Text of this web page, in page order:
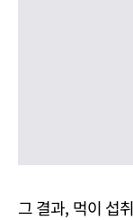
그 결과, 먹이 섭